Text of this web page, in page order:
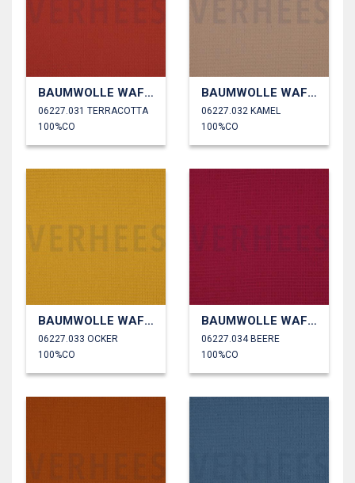
BAUMWOLLE WAFFEL
06227.031 TERRACOTTA
100%CO
BAUMWOLLE WAFFEL
06227.032 KAMEL
100%CO
BAUMWOLLE WAFFEL
06227.033 OCKER
100%CO
BAUMWOLLE WAFFEL
06227.034 BEERE
100%CO